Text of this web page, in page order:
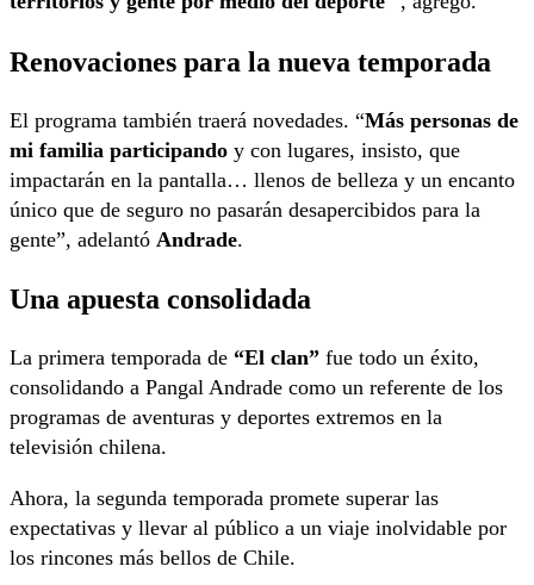
Renovaciones para la nueva temporada
El programa también traerá novedades. “Más personas de
mi familia participando y con lugares, insisto, que
impactarán en la pantalla… llenos de belleza y un encanto
único que de seguro no pasarán desapercibidos para la
gente”, adelantó Andrade.
Una apuesta consolidada
La primera temporada de “El clan” fue todo un éxito,
consolidando a Pangal Andrade como un referente de los
programas de aventuras y deportes extremos en la
televisión chilena.
Ahora, la segunda temporada promete superar las
expectativas y llevar al público a un viaje inolvidable por
los rincones más bellos de Chile.